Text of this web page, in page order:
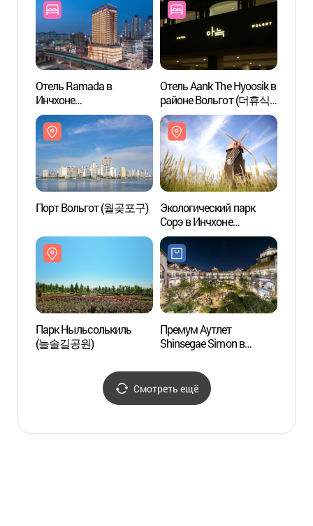
Отель Ramada в
Инчхоне
(라마다인천호텔)
Отель Aank The Hyoosik в
районе Вольгот (더휴식
아늑호텔 월곶점)
Порт Вольгот (월곶포구)
Экологический парк
Сорэ в Инчхоне
(소래습지생태공원)
Парк Ныльсолькиль
(늘솔길공원)
Премум Аутлет
Shinsegae Simon в
시흥 프리미엄 아울렛)
Смотреть ещё